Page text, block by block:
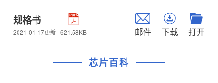
规格书
2021-01-17更新 621.58KB 邮件 下载 打开
芯片百科